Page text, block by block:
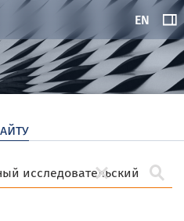
EN